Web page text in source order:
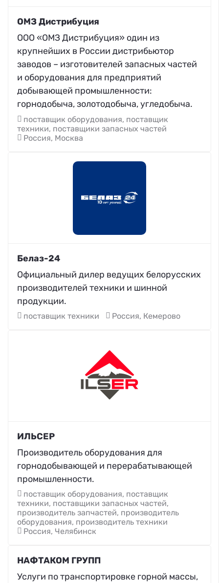
ОМЗ Дистрибуция
ООО «ОМЗ Дистрибуция» один из
крупнейших в России дистрибьютор
заводов – изготовителей запасных частей
и оборудования для предприятий
добывающей промышленности:
горнодобыча, золотодобыча, угледобыча.
поставщик оборудования, поставщик
техники, поставщики запасных частей
Россия, Москва
Белаз-24
Официальный дилер ведущих белорусских
производителей техники и шинной
продукции.
поставщик техники Россия, Кемерово
ИЛЬСЕР
Производитель оборудования для
горнодобывающей и перерабатывающей
промышленности.
поставщик оборудования, поставщик
техники, поставщики запасных частей,
производитель запчастей, производитель
оборудования, производитель техники
Россия, Челябинск
НАФТАКОМ ГРУПП
Услуги по транспортировке горной массы,